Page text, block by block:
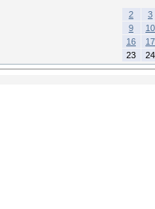
2
3
9
10
16
17
23
24